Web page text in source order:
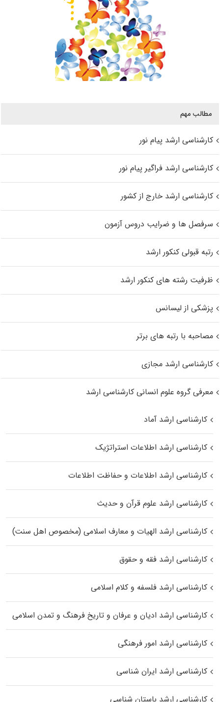
مطالب مهم
کارشناسی ارشد پیام نور
کارشناسی ارشد فراگیر پیام نور
کارشناسی ارشد خارج از کشور
سرفصل ها و ضرایب دروس آزمون
رتبه قبولی کنکور ارشد
ظرفیت رشته های کنکور ارشد
پزشکی از لیسانس
مصاحبه با رتبه های برتر
کارشناسی ارشد مجازی
معرفی گروه علوم انسانی کارشناسی ارشد
کارشناسی ارشد آماد
کارشناسی ارشد اطلاعات استراتژیک
کارشناسی ارشد اطلاعات و حفاظت اطلاعات
کارشناسی ارشد علوم قرآن و حدیث
کارشناسی ارشد الهیات و معارف اسلامی (مخصوص اهل سنت)
کارشناسی ارشد فقه و حقوق
کارشناسی ارشد فلسفه و کلام اسلامی
کارشناسی ارشد ادیان و عرفان و تاریخ فرهنگ و تمدن اسلامی
کارشناسی ارشد امور فرهنگی
کارشناسی ارشد ایران شناسی
کارشناسی ارشد باستان شناسی